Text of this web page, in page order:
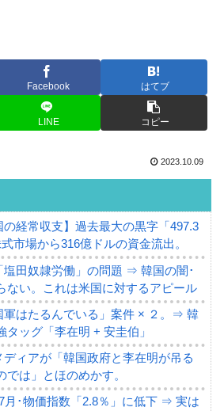
Facebook はてブ
LINE コピー
2023.10.09
の経常収支】過去最大の黒字「497.3
市場から316億ドルの資金流出。
塩田奴隷労働」の問題 ⇒ 韓国の闇･
ない。これは米国に対するアピール
軍はたるんでいる」案件 × ２。⇒ 韓
ッグ「李在明 + 安圭伯」
ディアが「韓国政府と李在明が吊る
は」とほのめかす。
月･物価指数「2.8％」に低下 ⇒ 実は